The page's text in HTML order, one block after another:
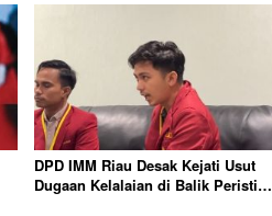
DPD IMM Riau Desak Kejati Usut
Dugaan Kelalaian di Balik Peristiwa